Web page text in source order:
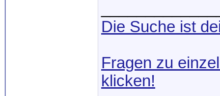
Die Suche ist
Fragen zu
klicken!